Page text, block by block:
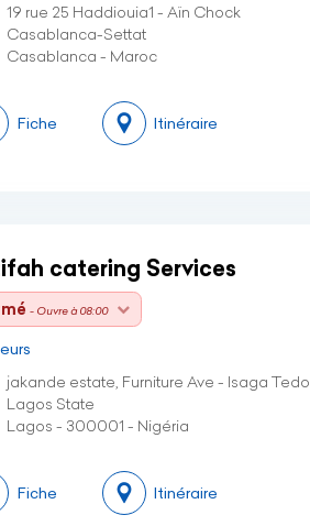
19 rue 25 Haddiouia1 - Aïn Chock
Casablanca-Settat
Casablanca - Maroc
Fiche Itinéraire
catering Services
- Ouvre à 08:00
jakande estate, Furniture Ave - Isaga Tedo
Lagos State
Lagos - 300001 - Nigéria
Fiche Itinéraire